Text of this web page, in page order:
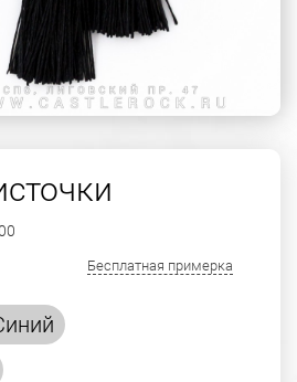
Бесплатная примерка